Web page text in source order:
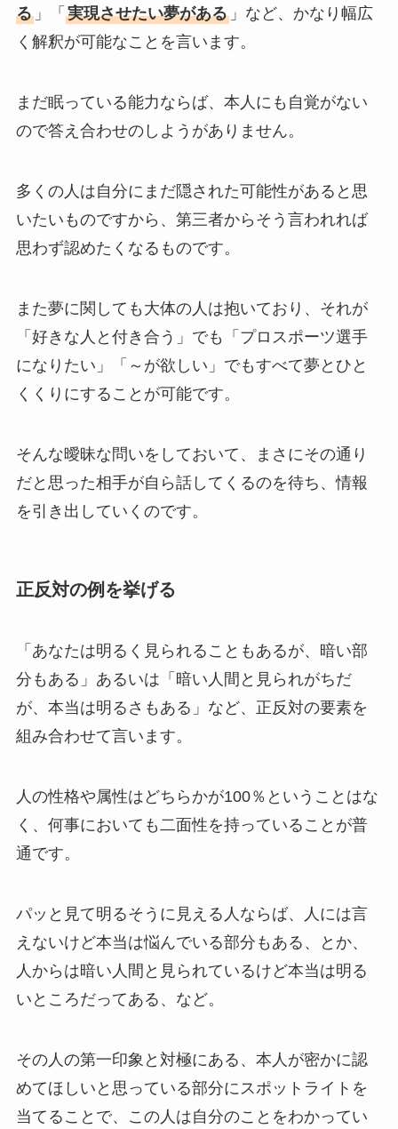
る」「 実現させたい夢がある」など、かなり幅広
く解釈が可能なことを言います。
まだ眠っている能力ならば、本人にも自覚がない
ので答え合わせのしようがありません。
多くの人は自分にまだ隠された可能性があると思
いたいものですから、第三者からそう言われれば
思わず認めたくなるものです。
また夢に関しても大体の人は抱いており、それが
「好きな人と付き合う」でも「プロスポーツ選手
になりたい」「～が欲しい」でもすべて夢とひと
くくりにすることが可能です。
そんな曖昧な問いをしておいて、まさにその通り
だと思った相手が自ら話してくるのを待ち、情報
を引き出していくのです。
正反対の例を挙げる
「あなたは明るく見られることもあるが、暗い部
分もある」あるいは「暗い人間と見られがちだ
が、本当は明るさもある」など、正反対の要素を
組み合わせて言います。
人の性格や属性はどちらかが100％ということはな
く、何事においても二面性を持っていることが普
通です。
パッと見て明るそうに見える人ならば、人には言
えないけど本当は悩んでいる部分もある、とか、
人からは暗い人間と見られているけど本当は明る
いところだってある、など。
その人の第一印象と対極にある、本人が密かに認
めてほしいと思っている部分にスポットライトを
当てることで、この人は自分のことをわかってい